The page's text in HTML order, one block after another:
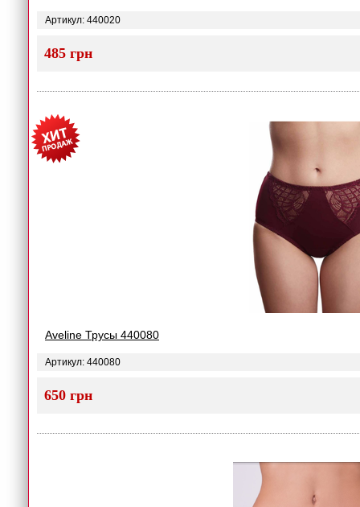
Артикул: 440020
485 грн
Aveline Трусы 440080
Артикул: 440080
650 грн